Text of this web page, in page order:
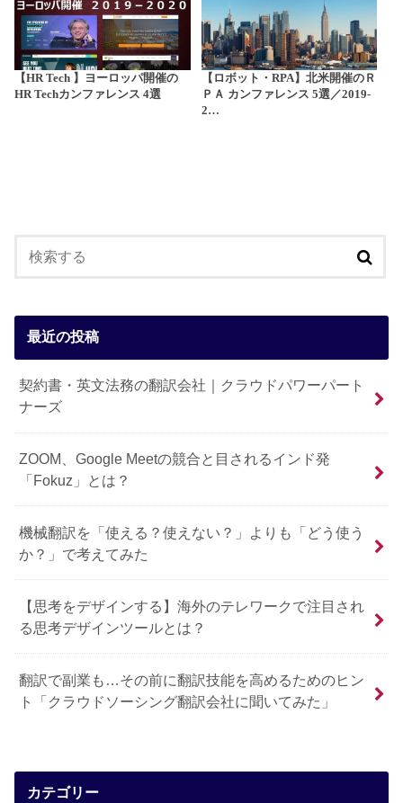
【HR Tech 】ヨーロッパ開催の
HR Techカンファレンス 4選
【ロボット・RPA】北米開催のＲ
ＰＡ カンファレンス 5選／2019-
2…
最近の投稿
契約書・英文法務の翻訳会社｜クラウドパワーパート
ナーズ
ZOOM、Google Meetの競合と目されるインド発
「Fokuz」とは？
機械翻訳を「使える？使えない？」よりも「どう使う
か？」で考えてみた
【思考をデザインする】海外のテレワークで注目され
る思考デザインツールとは？
翻訳で副業も…その前に翻訳技能を高めるためのヒン
ト「クラウドソーシング翻訳会社に聞いてみた」
カテゴリー